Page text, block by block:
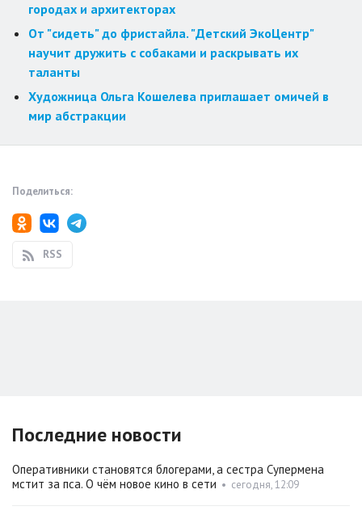
городах и архитекторах
От "сидеть" до фристайла. "Детский ЭкоЦентр"
научит дружить с собаками и раскрывать их
таланты
Художница Ольга Кошелева приглашает омичей в
мир абстракции
Поделиться:
RSS
Последние новости
Оперативники становятся блогерами, а сестра Супермена
мстит за пса. О чём новое кино в сети • сегодня, 12:09